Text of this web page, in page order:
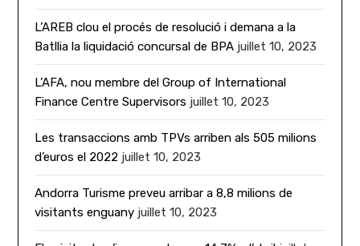
L’AREB clou el procés de resolució i demana a la
Batllia la liquidació concursal de BPA juillet 10, 2023
L’AFA, nou membre del Group of International
Finance Centre Supervisors juillet 10, 2023
Les transaccions amb TPVs arriben als 505 milions
d’euros el 2022 juillet 10, 2023
Andorra Turisme preveu arribar a 8,8 milions de
visitants enguany juillet 10, 2023